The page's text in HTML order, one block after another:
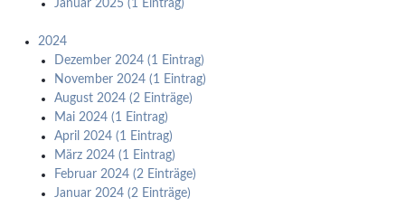
Januar 2025 (1 Eintrag)
2024
Dezember 2024 (1 Eintrag)
November 2024 (1 Eintrag)
August 2024 (2 Einträge)
Mai 2024 (1 Eintrag)
April 2024 (1 Eintrag)
März 2024 (1 Eintrag)
Februar 2024 (2 Einträge)
Januar 2024 (2 Einträge)